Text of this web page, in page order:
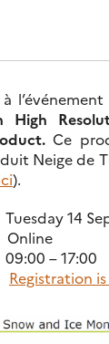
à
High
Ce
Neige de
).
14
– 17:00
Registration